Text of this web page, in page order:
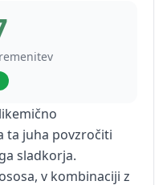
ta juha povzročiti
sladkorja.
v kombinaciji z